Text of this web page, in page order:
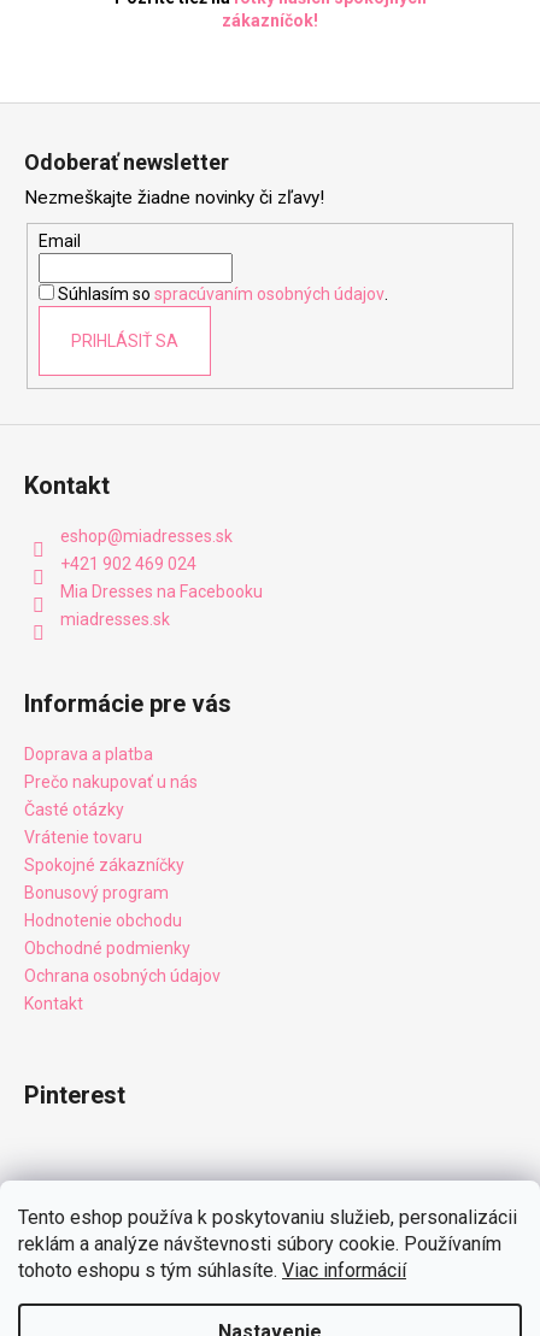
Tento eshop používa k poskytovaniu služieb, personalizácii
reklám a analýze návštevnosti súbory cookie. Používaním
tohoto eshopu s tým súhlasíte. Viac informácií
zákazníčok!
Odoberať newsletter
Nezmeškajte žiadne novinky či zľavy!
Email
Súhlasím so spracúvaním osobných údajov.
PRIHLÁSIŤ SA
Kontakt
eshop@miadresses.sk
+421 902 469 024
Mia Dresses na Facebooku
miadresses.sk
Informácie pre vás
Doprava a platba
Prečo nakupovať u nás
Časté otázky
Vrátenie tovaru
Spokojné zákazníčky
Bonusový program
Hodnotenie obchodu
Obchodné podmienky
Ochrana osobných údajov
Kontakt
Pinterest
Instagram